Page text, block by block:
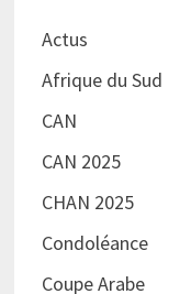
Actus
Afrique du Sud
CAN
CAN 2025
CHAN 2025
Condoléance
Coupe Arabe